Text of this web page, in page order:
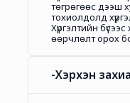
төгрөгөөс дээш
тохиолдолд
Хүргэлтийн
өөрчлөлт орох
-Хэрхэн